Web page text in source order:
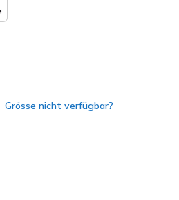
Grösse nicht verfügbar?